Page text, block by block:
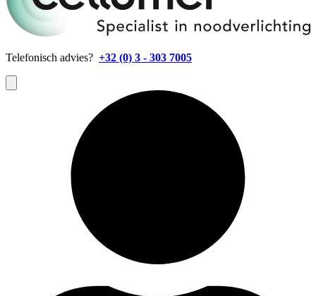
Telefonisch advies? +32 (0) 3 - 303 7005